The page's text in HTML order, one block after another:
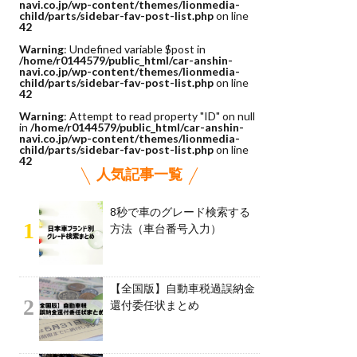
navi.co.jp/wp-content/themes/lionmedia-
child/parts/sidebar-fav-post-list.phpon line
42
Warning: Undefined variable $post in
/home/r0144579/public_html/car-anshin-
navi.co.jp/wp-content/themes/lionmedia-
child/parts/sidebar-fav-post-list.phpon line
42
Warning: Attempt to read property "ID" on null
in /home/r0144579/public_html/car-anshin-
navi.co.jp/wp-content/themes/lionmedia-
child/parts/sidebar-fav-post-list.phpon line
42
人気記事一覧
1
8秒で車のグレード検索する
方法（車台番号入力）
2
【全国版】自動車税過誤納金
還付委任状まとめ